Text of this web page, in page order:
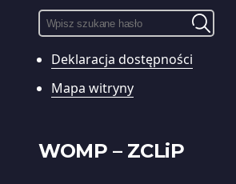
Wyszukiwarka
treści
Pole
wyszukiwania:
Deklaracja dostępności
Mapa witryny
WOMP – ZCLiP